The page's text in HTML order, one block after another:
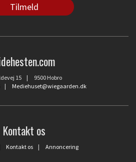
15 | 9500 Hobro
Mediehuset@wiegaarden.dk
Kontakt os
Kontakt os | Annoncering